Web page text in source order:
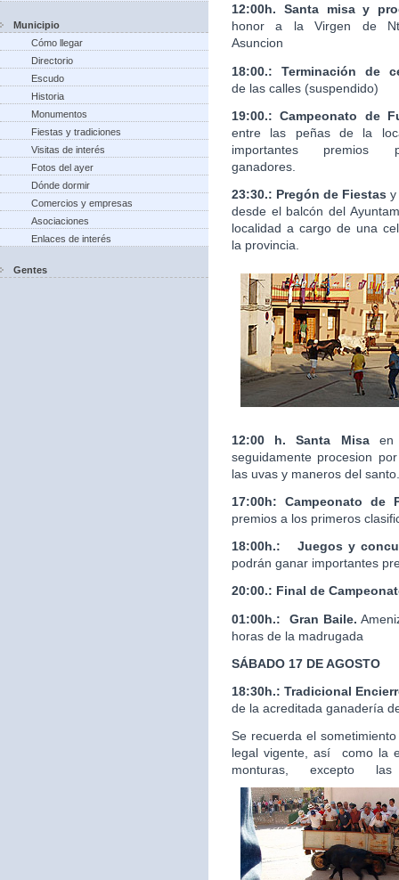
Municipio
Cómo llegar
Directorio
Escudo
Historia
Monumentos
Fiestas y tradiciones
Visitas de interés
Fotos del ayer
Dónde dormir
Comercios y empresas
Asociaciones
Enlaces de interés
Gentes
12:00h. Santa misa y
honor a la Virgen de
Asuncion
18:00.: Terminación de
de las calles (suspendido)
19:00.: Campeonato de
entre las peñas de la
importantes premios
ganadores.
23:30.: Pregón de Fiestas y
desde el balcón del
localidad a cargo de una
la provincia.
12:00 h. Santa Misaen
seguidamente procesion
las uvas y maneros del santo.
17:00h: Campeonato de
premios a los primeros
18:00h.:
Juegos y
podrán ganar importantes
20:00.: Final de
01:00h.: Gran Baile.
horas de la madrugada
SÁBADO 17 DE AGOSTO
18:30h.: Tradicional
de la acreditada ganadería
Se recuerda el
legal vigente, así como la
monturas, excepto